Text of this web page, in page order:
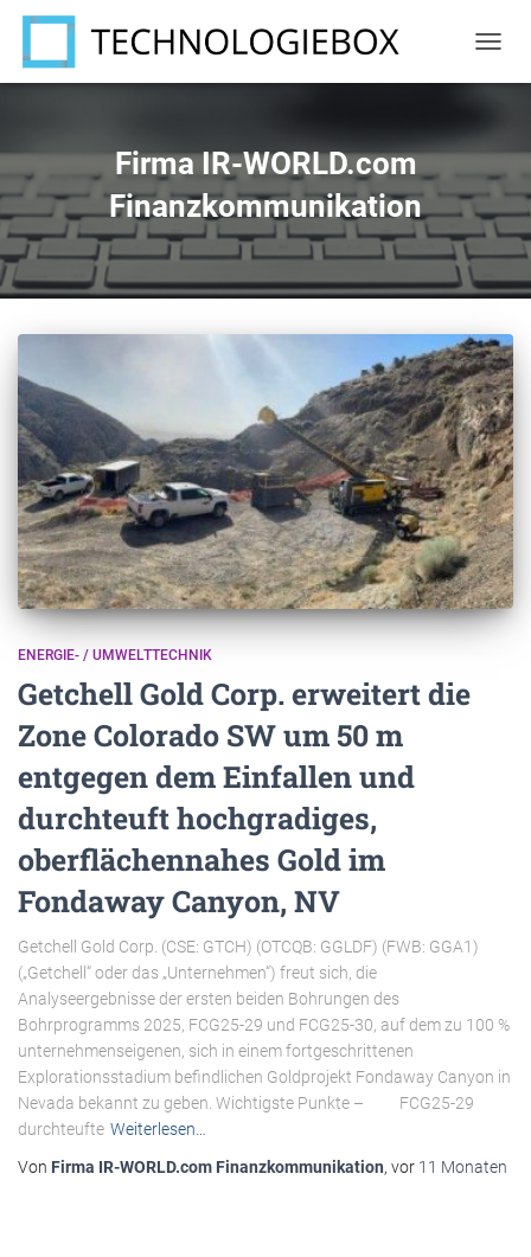
Firma IR-WORLD.com
Finanzkommunikation
ENERGIE- / UMWELTTECHNIK
Getchell Gold Corp. erweitert die
Zone Colorado SW um 50 m
entgegen dem Einfallen und
durchteuft hochgradiges,
oberflächennahes Gold im
Fondaway Canyon, NV
Getchell Gold Corp. (CSE: GTCH) (OTCQB: GGLDF) (FWB: GGA1)
(„Getchell“ oder das „Unternehmen“) freut sich, die
Analyseergebnisse der ersten beiden Bohrungen des
Bohrprogramms 2025, FCG25-29 und FCG25-30, auf dem zu 100 %
unternehmenseigenen, sich in einem fortgeschrittenen
Explorationsstadium befindlichen Goldprojekt Fondaway Canyon in
Nevada bekannt zu geben. Wichtigste Punkte – FCG25-29
durchteufte Weiterlesen…
Von Firma IR-WORLD.com Finanzkommunikation, vor 11 Monaten